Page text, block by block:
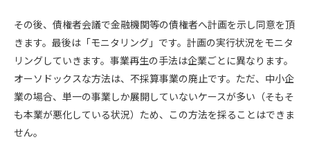
その後、債権者会議で金融機関等の債権者へ計画を示し同意を頂
きます。最後は「モニタリング」です。計画の実行状況をモニタ
リングしていきます。事業再生の手法は企業ごとに異なります。
オーソドックスな方法は、不採算事業の廃止です。ただ、中小企
業の場合、単一の事業しか展開していないケースが多い（そもそ
も本業が悪化している状況）ため、この方法を採ることはできま
せん。